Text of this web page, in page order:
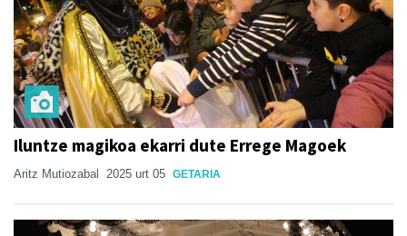
Iluntze magikoa ekarri dute Errege Magoek
Aritz Mutiozabal 2025 urt 05 GETARIA